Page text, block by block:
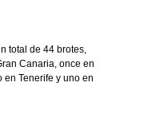
total de 44 brotes,
Canaria, once en
en Tenerife y uno en